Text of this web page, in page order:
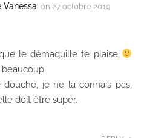
Vanessa on 27 octobre 2019
le démaquille te plaise
je ne la connais pas,
doit être super.